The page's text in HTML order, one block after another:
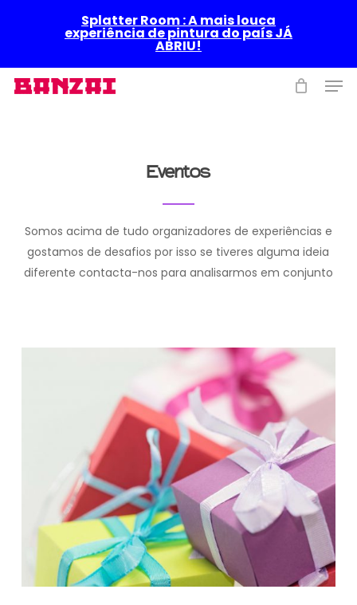
content
Splatter Room : A mais louca
experiência de pintura do país JÁ
ABRIU!
Eventos
Somos acima de tudo organizadores de experiências e
gostamos de desafios por isso se tiveres alguma ideia
diferente contacta-nos para analisarmos em conjunto